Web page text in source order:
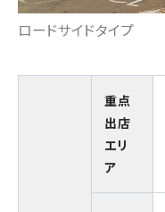
ロードサイドタイプ
重点
出店
エリ
ア